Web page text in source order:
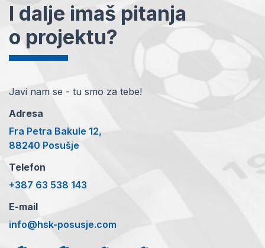
I dalje imaš pitanja
o projektu?
Javi nam se - tu smo za tebe!
Adresa
Fra Petra Bakule 12,
88240 Posušje
Telefon
+387 63 538 143
E-mail
info@hsk-posusje.com